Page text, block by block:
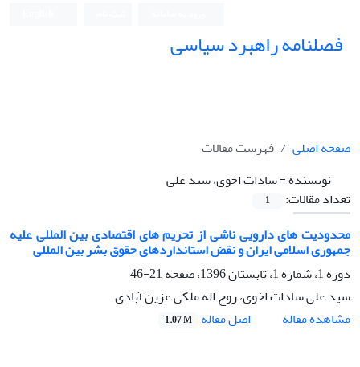
فصلنامه راهبرد سیاسی
صفحه اصلی
فهرست مقالات
نویسنده =سادات اخوی، سید علی
تعداد مقالات:
1
محدودیت های دارویی ناشی از تحریم های اقتصادی بین المللی علیه
جمهوری اسلامی ایران و نقض استانداردهای حقوق بشر بین المللی
دوره 1، شماره 1، تابستان 1396، صفحه
21-46
سید علی سادات اخوی، روح اله ملکی عزین آبادی
مشاهده مقاله
اصل مقاله 1.07 M